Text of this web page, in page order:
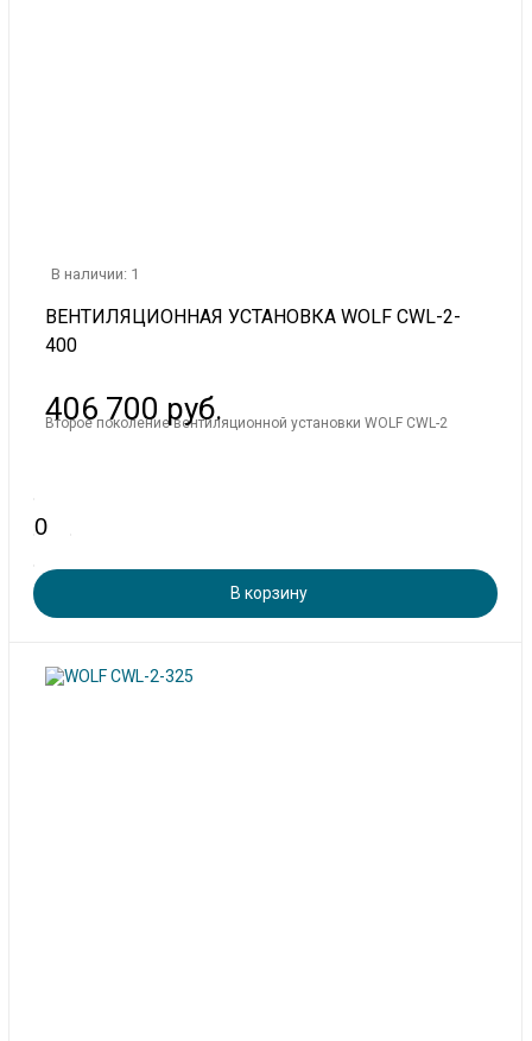
В наличии: 1
ВЕНТИЛЯЦИОННАЯ УСТАНОВКА WOLF CWL-2-
400
Второе поколение вентиляционной установки WOLF CWL-2
406 700 руб.
В корзину